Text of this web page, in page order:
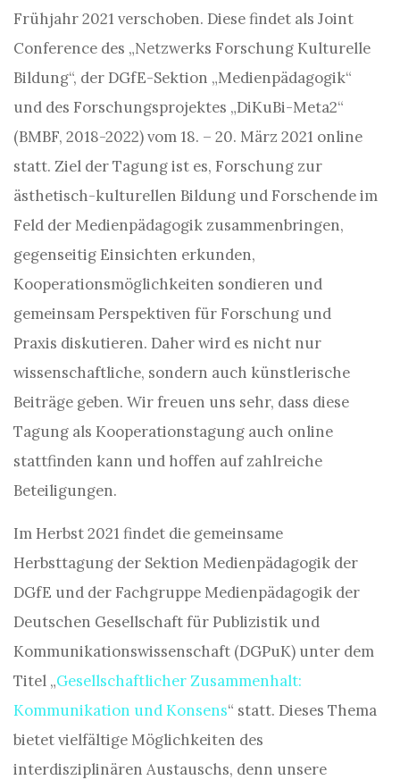
Frühjahr 2021 verschoben. Diese findet als Joint
Conference des „Netzwerks Forschung Kulturelle
Bildung“, der DGfE-Sektion „Medienpädagogik“
und des Forschungsprojektes „DiKuBi-Meta2“
(BMBF, 2018-2022) vom 18. – 20. März 2021 online
statt. Ziel der Tagung ist es, Forschung zur
ästhetisch-kulturellen Bildung und Forschende im
Feld der Medienpädagogik zusammenbringen,
gegenseitig Einsichten erkunden,
Kooperationsmöglichkeiten sondieren und
gemeinsam Perspektiven für Forschung und
Praxis diskutieren. Daher wird es nicht nur
wissenschaftliche, sondern auch künstlerische
Beiträge geben. Wir freuen uns sehr, dass diese
Tagung als Kooperationstagung auch online
stattfinden kann und hoffen auf zahlreiche
Beteiligungen.
Im Herbst 2021 findet die gemeinsame
Herbsttagung der Sektion Medienpädagogik der
DGfE und der Fachgruppe Medienpädagogik der
Deutschen Gesellschaft für Publizistik und
Kommunikationswissenschaft (DGPuK) unter dem
Titel „Gesellschaftlicher Zusammenhalt:
Kommunikation und Konsens“ statt. Dieses Thema
bietet vielfältige Möglichkeiten des
interdisziplinären Austauschs, denn unsere